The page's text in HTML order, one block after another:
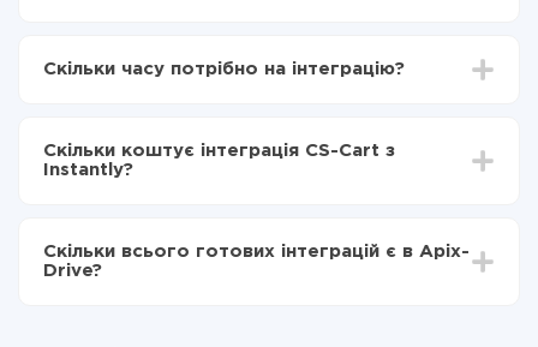
Вибираєте які дані передавати з CS-Cart в
Тепер дані будуть автоматично передаватися з
CS-Cart в Instantly
Скільки часу потрібно на інтеграцію?
становити від 5-ти до 30-хвилин. У середньому
налаштування займає 10-15 хвилин.
Скільки коштує інтеграція CS-Cart з
Instantly?
Ви оплачуєте лише кількість даних, які за фактом
передаються з однієї вашої системи в іншу через
Скільки всього готових інтеграцій є в Apix-
Drive?